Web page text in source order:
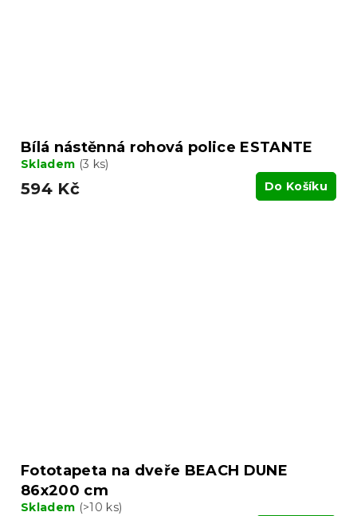
Bílá nástěnná rohová police ESTANTE
Skladem (3 ks)
594 Kč Do Košíku
Fototapeta na dveře BEACH DUNE
86x200 cm
Skladem (>10 ks)